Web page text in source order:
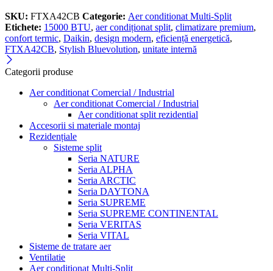
SKU: FTXA42CB Categorie: Aer conditionat Multi-Split
Etichete: 15000 BTU, aer condiționat split, climatizare premium,
confort termic, Daikin, design modern, eficiență energetică,
FTXA42CB, Stylish Bluevolution, unitate internă
Categorii produse
Aer conditionat Comercial / Industrial
Aer conditionat Comercial / Industrial
Aer conditionat split rezidential
Accesorii si materiale montaj
Rezidențiale
Sisteme split
Seria NATURE
Seria ALPHA
Seria ARCTIC
Seria DAYTONA
Seria SUPREME
Seria SUPREME CONTINENTAL
Seria VERITAS
Seria VITAL
Sisteme de tratare aer
Ventilatie
Aer conditionat Multi-Split